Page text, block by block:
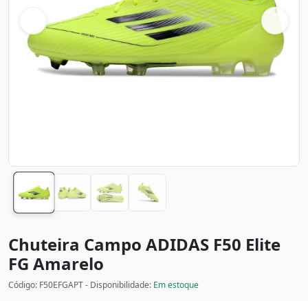
Chuteira Campo ADIDAS F50 Elite
FG Amarelo
Código: F50EFGAPT - Disponibilidade: Em estoque